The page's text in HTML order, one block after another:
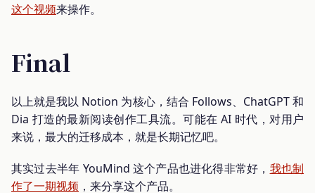
这个视频来操作。
Final
以上就是我以 Notion 为核心，结合 Follows、ChatGPT 和
Dia 打造的最新阅读创作工具流。可能在 AI 时代，对用户
来说，最大的迁移成本，就是长期记忆吧。
其实过去半年 YouMind 这个产品也进化得非常好， 我也制
作了一期视频 ，来分享这个产品。